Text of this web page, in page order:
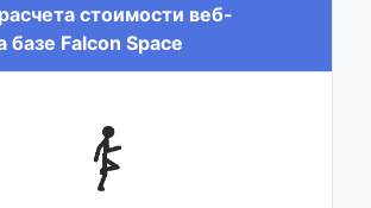
стоимости веб-
базе Falcon Space